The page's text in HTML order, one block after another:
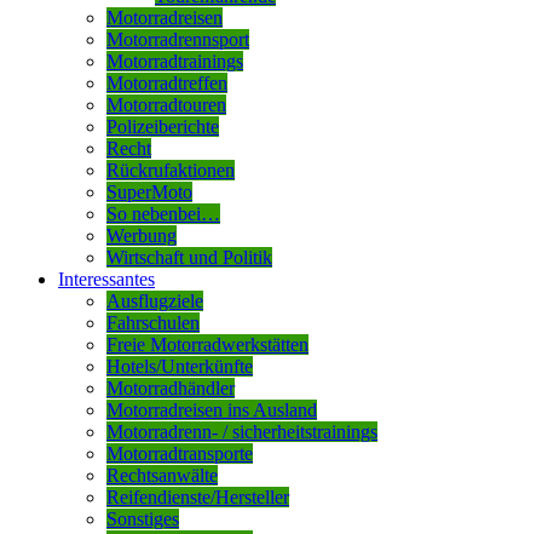
Motorradreisen
Motorradrennsport
Motorradtrainings
Motorradtreffen
Motorradtouren
Polizeiberichte
Recht
Rückrufaktionen
SuperMoto
So nebenbei…
Werbung
Wirtschaft und Politik
Interessantes
Ausflugziele
Fahrschulen
Freie Motorradwerkstätten
Hotels/Unterkünfte
Motorradhändler
Motorradreisen ins Ausland
Motorradrenn- / sicherheitstrainings
Motorradtransporte
Rechtsanwälte
Reifendienste/Hersteller
Sonstiges